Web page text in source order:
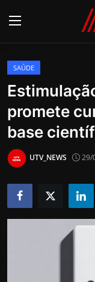
AO VIVO
PIRACICABA
CAMPINAS
LIMEIRA
ESPIRITO SANTO
SAÚDE
promete
base
UTV_NEWS 29/